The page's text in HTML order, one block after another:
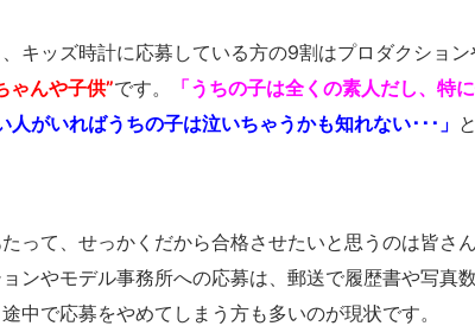
キッズ時計に応募している方の9割はプロダクショ
ゃんや子供”です。
「うちの子は全くの素人だし、特
人がいればうちの子は泣いちゃうかも知れない･･･」
って、せっかくだから合格させたいと思うのは皆さ
ンやモデル事務所への応募は、郵送で履歴書や写真
中で応募をやめてしまう方も多いのが現状です。